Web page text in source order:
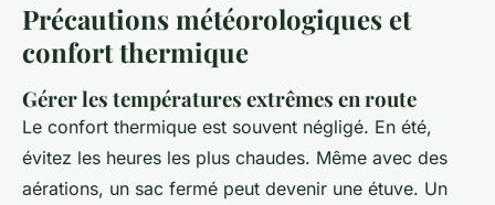
Précautions météorologiques et
confort thermique
Gérer les températures extrêmes en route
Le confort thermique est souvent négligé. En été,
évitez les heures les plus chaudes. Même avec des
aérations, un sac fermé peut devenir une étuve. Un